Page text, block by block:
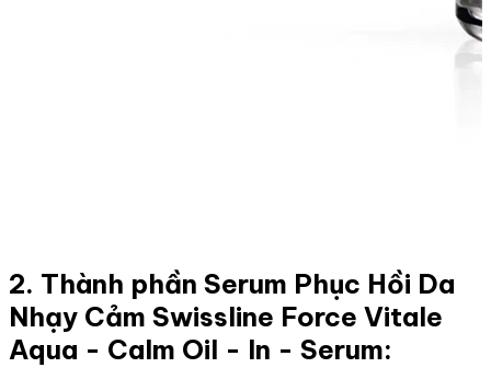
2. Thành phần Serum Phục Hồi Da
Nhạy Cảm Swissline Force Vitale
Aqua - Calm Oil - In - Serum: